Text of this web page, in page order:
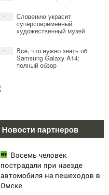
* Словению украсит
суперсовременный
художественный музей
* Всё, что нужно знать об
Samsung Galaxy A14:
полный обзор
Новости партнеров
Восемь человек
пострадали при наезде
автомобиля на пешеходов в
Омске